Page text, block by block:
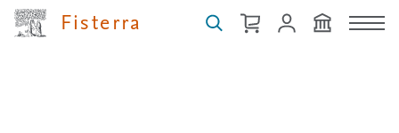
Fisterra
guías,
medicamentos,